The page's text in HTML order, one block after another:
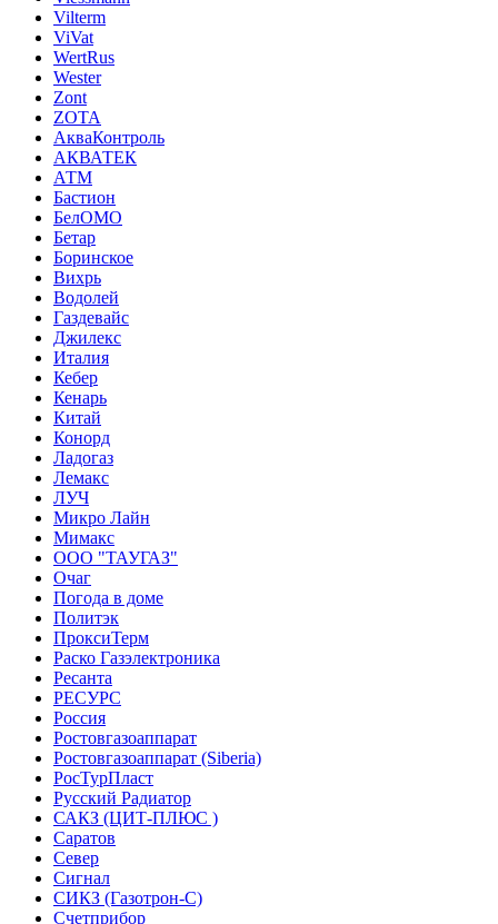
Vilterm
ViVat
WertRus
Wester
Zont
ZOTA
АкваКонтроль
АКВАТЕК
АТМ
Бастион
БелОМО
Бетар
Боринское
Вихрь
Водолей
Газдевайс
Джилекс
Италия
Кебер
Кенарь
Китай
Конорд
Ладогаз
Лемакс
ЛУЧ
Микро Лайн
Мимакс
ООО "ТАУГАЗ"
Очаг
Погода в доме
Политэк
ПроксиТерм
Раско Газэлектроника
Ресанта
РЕСУРС
Россия
Ростовгазоаппарат
Ростовгазоаппарат (Siberia)
РосТурПласт
Русский Радиатор
САКЗ (ЦИТ-ПЛЮС )
Саратов
Север
Сигнал
СИКЗ (Газотрон-С)
Счетприбор